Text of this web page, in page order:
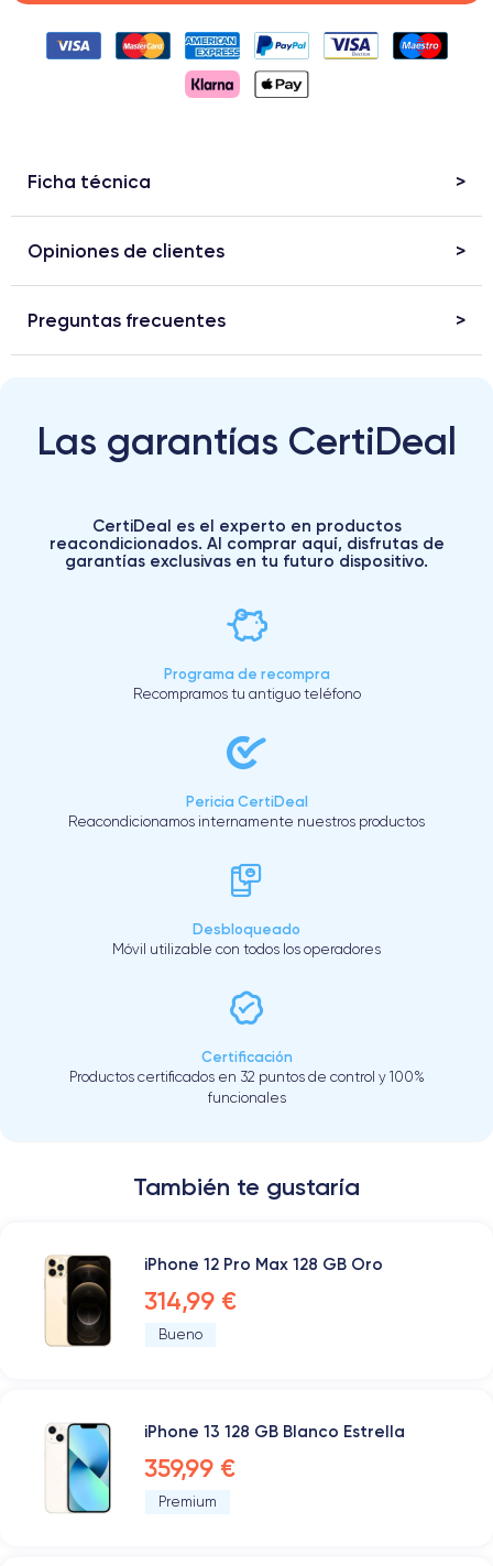
Ficha técnica
Opiniones de clientes
Preguntas frecuentes
Las garantías CertiDeal
CertiDeal es el experto en productos
reacondicionados. Al comprar aquí, disfrutas de
garantías exclusivas en tu futuro dispositivo.
Programa de recompra
Recompramos tu antiguo teléfono
Pericia CertiDeal
Reacondicionamos internamente nuestros productos
Desbloqueado
Móvil utilizable con todos los operadores
Certificación
Productos certificados en 32 puntos de control y 100%
funcionales
También te gustaría
iPhone 12 Pro Max 128 GB Oro
314,99 €
Bueno
iPhone 13 128 GB Blanco Estrella
359,99 €
Premium